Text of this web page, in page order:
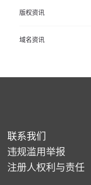
版权资讯
域名资讯
联系我们
违规滥用举报
注册人权利与责任